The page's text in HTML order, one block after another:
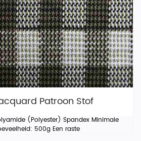
Patroon Stof
(Polyester) Spandex Minimale
500g Een raste